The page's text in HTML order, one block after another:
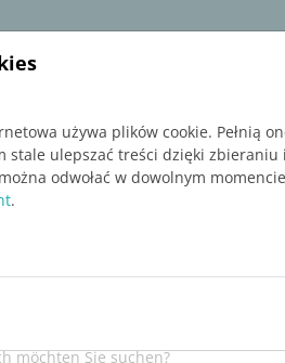
Software Services
używa plików cookie. Pełnią
stale ulepszać treści dzięki
odwołać w dowolnym
.